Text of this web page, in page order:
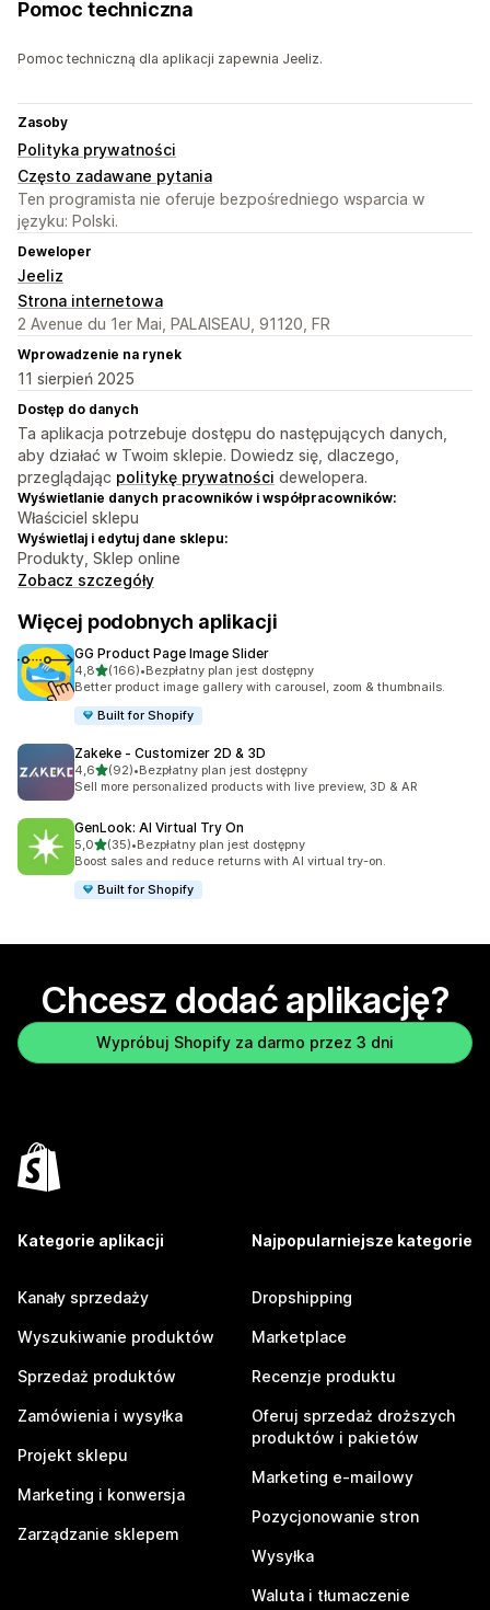
Pomoc techniczna
Pomoc techniczną dla aplikacji zapewnia Jeeliz.
Zasoby
Polityka prywatności
Często zadawane pytania
Ten programista nie oferuje bezpośredniego wsparcia w
języku: Polski.
Deweloper
Jeeliz
Strona internetowa
2 Avenue du 1er Mai, PALAISEAU, 91120, FR
Wprowadzenie na rynek
11 sierpień 2025
Dostęp do danych
Ta aplikacja potrzebuje dostępu do następujących danych,
aby działać w Twoim sklepie. Dowiedz się, dlaczego,
przeglądając politykę prywatności dewelopera.
Wyświetlanie danych pracowników i współpracowników:
Właściciel sklepu
Wyświetlaj i edytuj dane sklepu:
Produkty, Sklep online
Zobacz szczegóły
Więcej podobnych aplikacji
GG Product Page Image Slider
4,8na 5 gwiazdek
(166)
Łączna liczba recenzji: 166
•Bezpłatny plan jest dostępny
Better product image gallery with carousel, zoom & thumbnails.
Built for Shopify
Zakeke ‑ Customizer 2D & 3D
4,6na 5 gwiazdek
(92)
Łączna liczba recenzji: 92
•Bezpłatny plan jest dostępny
Sell more personalized products with live preview, 3D & AR
GenLook: AI Virtual Try On
5,0na 5 gwiazdek
(35)
Łączna liczba recenzji: 35
•Bezpłatny plan jest dostępny
Boost sales and reduce returns with AI virtual try-on.
Built for Shopify
Chcesz dodać aplikację?
Wypróbuj Shopify za darmo przez 3 dni
Kategorie aplikacji
Kanały sprzedaży
Wyszukiwanie produktów
Sprzedaż produktów
Zamówienia i wysyłka
Projekt sklepu
Marketing i konwersja
Zarządzanie sklepem
Najpopularniejsze kategorie
Dropshipping
Marketplace
Recenzje produktu
Oferuj sprzedaż droższych
produktów i pakietów
Marketing e-mailowy
Pozycjonowanie stron
Wysyłka
Waluta i tłumaczenie